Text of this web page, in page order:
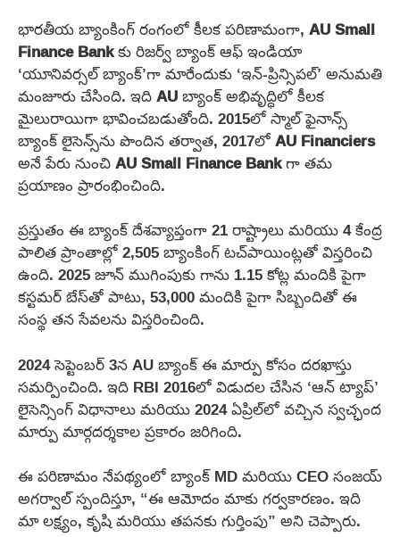
భారతీయ బ్యాంకింగ్ రంగంలో కీలక పరిణామంగా,AU Small
Finance Bankకు రిజర్వ్ బ్యాంక్ ఆఫ్ ఇండియా
‘యూనివర్సల్ బ్యాంక్’గా మారేందుకు ‘ఇన్-ప్రిన్సిపల్’ అనుమతి
మంజూరు చేసింది. ఇదిAUబ్యాంక్ అభివృద్ధిలో కీలక
మైలురాయిగా భావించబడుతోంది. 2015లో స్మాల్ ఫైనాన్స్
బ్యాంక్ లైసెన్స్‌ను పొందిన తర్వాత, 2017లోAU Financiers
అనే పేరు నుంచిAU Small Finance Bankగా తమ
ప్రయాణం ప్రారంభించింది.
ప్రస్తుతం ఈ బ్యాంక్ దేశవ్యాప్తంగా 21 రాష్ట్రాలు మరియు 4 కేంద్ర
పాలిత ప్రాంతాల్లో 2,505 బ్యాంకింగ్ టచ్‌పాయింట్లతో విస్తరించి
ఉంది. 2025 జూన్ ముగింపుకు గాను 1.15 కోట్ల మందికి పైగా
కస్టమర్ బేస్‌తో పాటు, 53,000 మందికి పైగా సిబ్బందితో ఈ
సంస్థ తన సేవలను విస్తరించింది.
2024 సెప్టెంబర్ 3న AU బ్యాంక్ ఈ మార్పు కోసం దరఖాస్తు
సమర్పించింది. ఇది RBI 2016లో విడుదల చేసిన ‘ఆన్ ట్యాప్’
లైసెన్సింగ్ విధానాలు మరియు 2024 ఏప్రిల్‌లో వచ్చిన స్వచ్ఛంద
మార్పు మార్గదర్శకాల ప్రకారం జరిగింది.
ఈ పరిణామం నేపథ్యంలో బ్యాంక్ MD మరియు CEO సంజయ్
అగర్వాల్ స్పందిస్తూ, “ఈ ఆమోదం మాకు గర్వకారణం. ఇది
మా లక్ష్యం, కృషి మరియు తపనకు గుర్తింపు” అని చెప్పారు.